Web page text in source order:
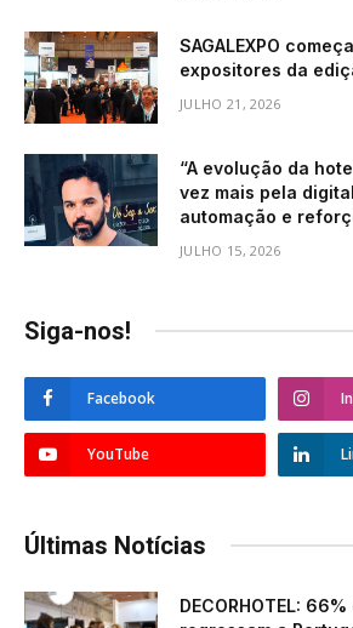
SAGALEXPO
expositores da
JULHO 21, 2026
“A evolução da
vez mais pela
automação e
JULHO 15, 2026
Siga-nos!
Facebook
YouTube
Últimas Notícias
DECORHOTEL: